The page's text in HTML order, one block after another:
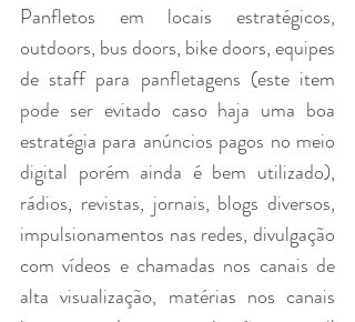
Panfletos em locais estratégicos,
outdoors, bus doors, bike doors, equipes
de staff para panfletagens (este item
pode ser evitado caso haja uma boa
estratégia para anúncios pagos no meio
digital porém ainda é bem utilizado),
rádios, revistas, jornais, blogs diversos,
impulsionamentos nas redes, divulgação
com vídeos e chamadas nos canais de
alta visualização, matérias nos canais